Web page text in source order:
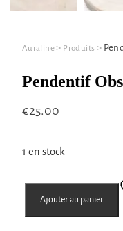
Auraline> Produits >
Pendentif
€25.00
1 en stock
Ajouter au panier